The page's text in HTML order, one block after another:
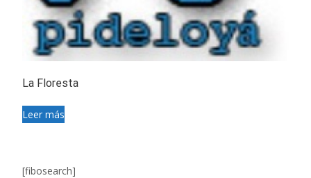
La Floresta
Leer más
[fibosearch]